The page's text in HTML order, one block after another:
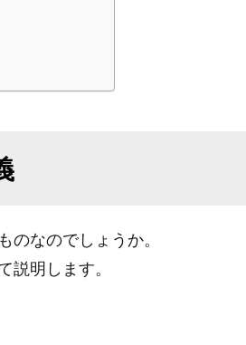
のなのでしょうか。
説明します。